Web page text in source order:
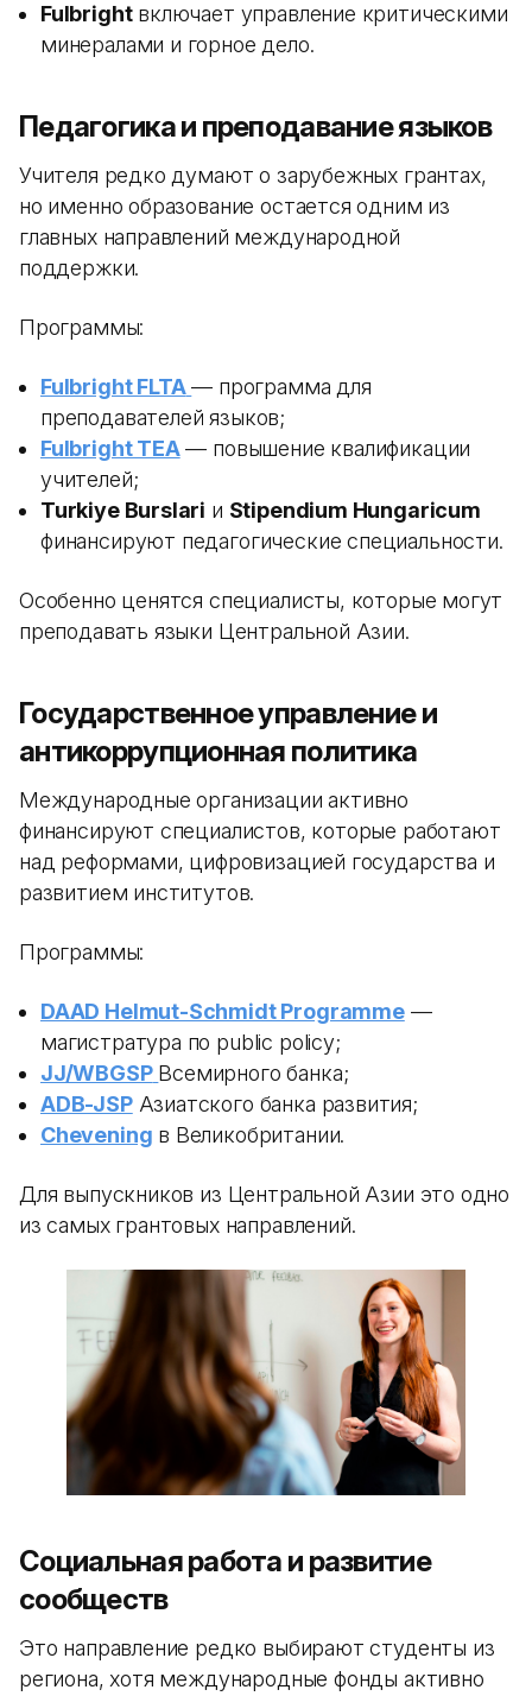
Fulbrightвключает управление критическими
минералами и горное дело.
Педагогика и преподавание языков
Учителя редко думают о зарубежных грантах,
но именно образование остается одним из
главных направлений международной
поддержки.
Программы:
Fulbright FLTA — программа для
преподавателей языков;
Fulbright TEA— повышение квалификации
учителей;
Turkiye Burslari и Stipendium Hungaricum
финансируют педагогические специальности.
Особенно ценятся специалисты, которые могут
преподавать языки Центральной Азии.
Государственное управление и
антикоррупционная политика
Международные организации активно
финансируют специалистов, которые работают
над реформами, цифровизацией государства и
развитием институтов.
Программы:
DAAD Helmut-Schmidt Programme—
магистратура по public policy;
JJ/WBGSP Всемирного банка;
ADB-JSPАзиатского банка развития;
Chevening в Великобритании.
Для выпускников из Центральной Азии это одно
из самых грантовых направлений.
Социальная работа и развитие
сообществ
Это направление редко выбирают студенты из
региона, хотя международные фонды активно